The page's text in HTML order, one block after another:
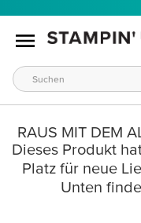
RAUS MIT DEM
Dieses Produkt
Platz für neue
Unten